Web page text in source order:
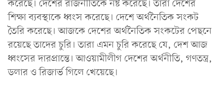
করেছে। দেশের রাজনীতিকে নষ্ট করেছে। তারা দেশের
শিক্ষা ব্যবস্থাকে ধ্বংস করেছে। দেশে অর্থনৈতিক সংকট
তৈরি করেছে। আজকে দেশের অর্থনৈতিক সংকটের পেছনে
রয়েছে তাদের চুরি। তারা এমন চুরি করেছে যে, দেশ আজ
ধ্বংসের দারপ্রান্তে। আওয়ামীলীগ দেশের অর্থনীতি, গণতন্ত্র,
ডলার ও রিজার্ভ গিলে খেয়েছে।